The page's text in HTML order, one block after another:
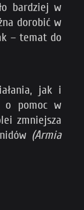
bardziej w
dorobić w
– temat do
jak i
o pomoc w
zmniejsza
(Armia